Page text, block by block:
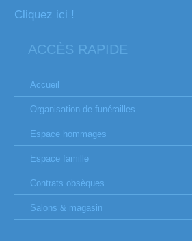
Cliquez ici !
ACCÈS RAPIDE
Accueil
Organisation de funérailles
Espace hommages
Espace famille
Contrats obsèques
Salons & magasin